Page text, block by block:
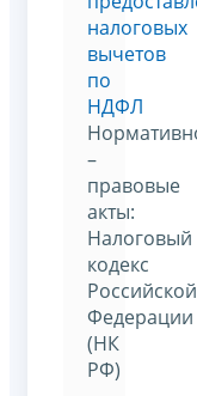
налоговых
вычетов
по
НДФЛ
–
правовые
акты:
Налоговый
кодекс
Российской
Федерации
(НК
РФ)